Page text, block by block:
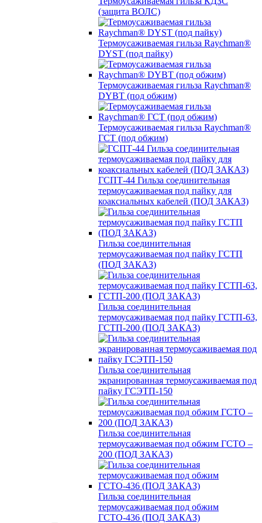
(защита ВОЛС)
Термоусаживаемая гильза Raychman®
DYST (под пайку)
Термоусаживаемая гильза Raychman®
DYBT (под обжим)
Термоусаживаемая гильза Raychman®
ГСТ (под обжим)
ГСПТ-44 Гильза соединительная
термоусаживаемая под пайку для
коаксиальных кабелей (ПОД ЗАКАЗ)
Гильза соединительная
термоусаживаемая под пайку ГСТП
(ПОД ЗАКАЗ)
Гильза соединительная
термоусаживаемая под пайку ГСТП-63,
ГСТП-200 (ПОД ЗАКАЗ)
Гильза соединительная
экранированная термоусаживаемая под
пайку ГСЭТП-150
Гильза соединительная
термоусаживаемая под обжим ГСТО –
200 (ПОД ЗАКАЗ)
Гильза соединительная
термоусаживаемая под обжим
ГСТО-436 (ПОД ЗАКАЗ)